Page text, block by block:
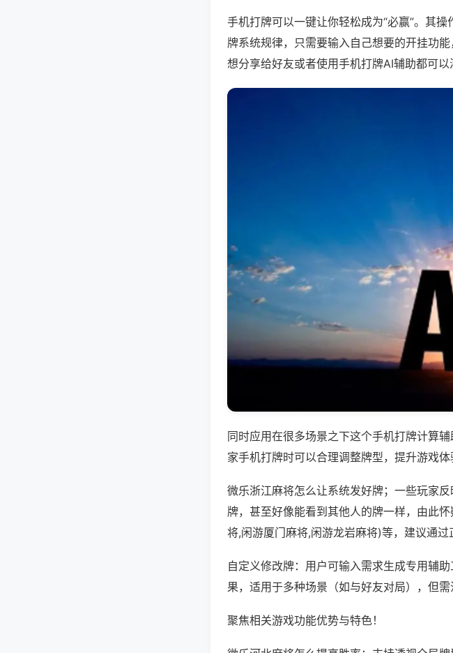
手机打牌可以一键让你轻松成为“必赢”。其
牌系统规律，只需要输入自己想要的开挂功
想分享给好友或者使用手机打牌AI辅助都可以
同时应用在很多场景之下这个手机打牌计算
家手机打牌时可以合理调整牌型，提升游戏体
微乐浙江麻将怎么让系统发好牌；一些玩家
牌，甚至好像能看到其他人的牌一样，由此
将,闲游厦门麻将,闲游龙岩麻将)等，建议通过
自定义修改牌：用户可输入需求生成专用辅
果，适用于多种场景（如与好友对局），但
聚焦相关游戏功能优势与特色！